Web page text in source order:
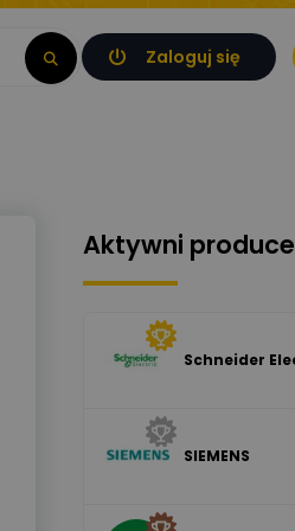
Zaloguj się
Aktywni
Schneider
SIEMENS